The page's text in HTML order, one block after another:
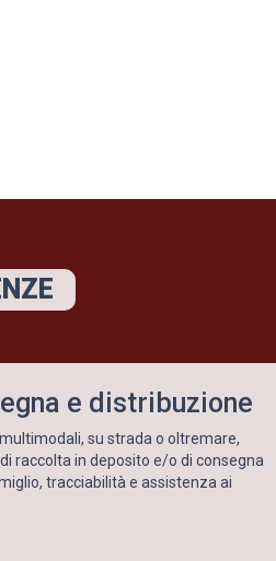
e distribuzione
su strada o oltremare,
raccolta in deposito e/o di consegna
tracciabilità e assistenza ai